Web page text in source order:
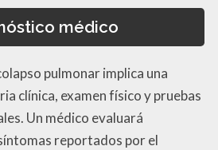
médico
pulmonar implica una
clínica, examen físico y pruebas
Un médico evaluará
reportados por el